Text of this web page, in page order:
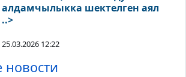
алдамчылыкка шектелген аял
..>
25.03.2026 12:22
новости